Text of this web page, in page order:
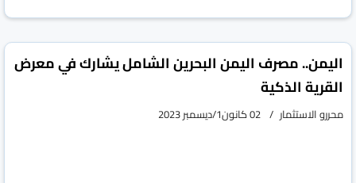
اليمن.. مصرف اليمن البحرين الشامل يشارك في معرض
القرية الذكية
محررو الاستثمار 02 كانون1/ديسمبر 2023